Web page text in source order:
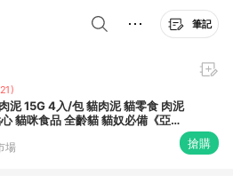
筆記
泥 15G 4入/包 貓肉泥 貓零食 肉泥
貓咪食品 全齡貓 貓奴必備《亞米
場 搶購